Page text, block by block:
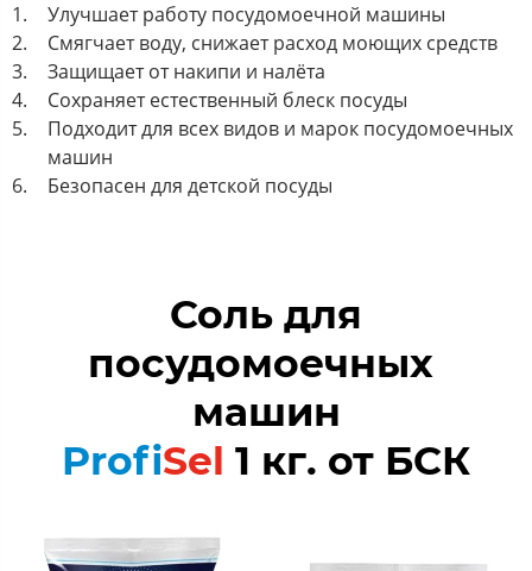
Улучшает работу посудомоечной машины
Смягчает воду, снижает расход моющих средств
Защищает от накипи и налёта
Сохраняет естественный блеск посуды
Подходит для всех видов и марок посудомоечных
машин
Безопасен для детской посуды
Соль для
посудомоечных
машин
ProfiSel 1 кг. от БСК